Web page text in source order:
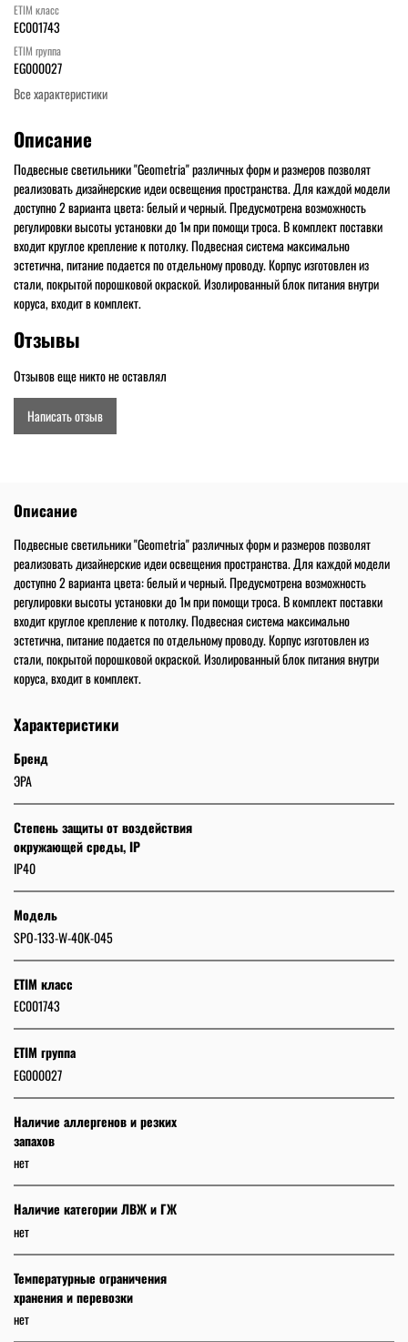
ETIM класс
EC001743
ETIM группа
EG000027
Все характеристики
Описание
Подвесные светильники "Geometria" различных форм и размеров позволят
реализовать дизайнерские идеи освещения пространства. Для каждой модели
доступно 2 варианта цвета: белый и черный. Предусмотрена возможность
регулировки высоты установки до 1м при помощи троса. В комплект поставки
входит круглое крепление к потолку. Подвесная система максимально
эстетична, питание подается по отдельному проводу. Корпус изготовлен из
стали, покрытой порошковой окраской. Изолированный блок питания внутри
коруса, входит в комплект.
Отзывы
Отзывов еще никто не оставлял
Написать отзыв
Описание
Подвесные светильники "Geometria" различных форм и размеров позволят
реализовать дизайнерские идеи освещения пространства. Для каждой модели
доступно 2 варианта цвета: белый и черный. Предусмотрена возможность
регулировки высоты установки до 1м при помощи троса. В комплект поставки
входит круглое крепление к потолку. Подвесная система максимально
эстетична, питание подается по отдельному проводу. Корпус изготовлен из
стали, покрытой порошковой окраской. Изолированный блок питания внутри
коруса, входит в комплект.
Характеристики
Бренд
ЭРА
Степень защиты от воздействия
окружающей среды, IP
IP40
Модель
SPO-133-W-40K-045
ETIM класс
EC001743
ETIM группа
EG000027
Наличие аллергенов и резких
запахов
нет
Наличие категории ЛВЖ и ГЖ
нет
Температурные ограничения
хранения и перевозки
нет